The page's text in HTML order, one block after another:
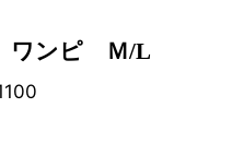
ワンピ Ｍ/L